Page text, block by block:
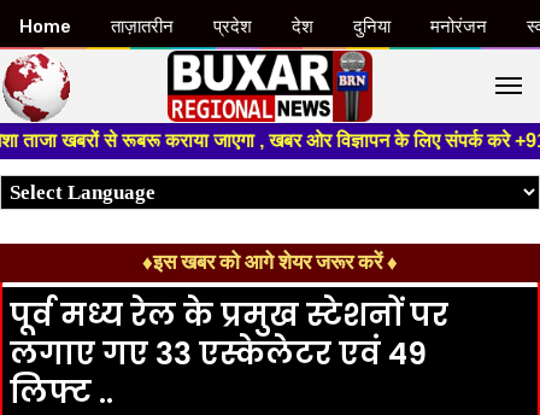
खबरों से रूबरू कराया जाएगा , खबर ओर विज्ञापन के लिए संपर्क करे +91
♦इस खबर को आगे शेयर जरूर करें ♦
पूर्व मध्य रेल के प्रमुख स्टेशनों पर
लगाए गए 33 एस्केलेटर एवं 49
लिफ्ट ..
Home ताज़ातरीन प्रदेश देश दुनिया मनोरंजन